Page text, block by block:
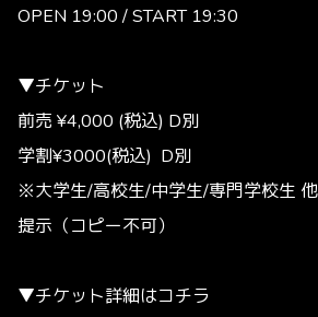
OPEN 19:00 / START 19:30
▼チケット
前売 ¥4,000 (税込) D別
学割¥3000(税込) D別
※大学生/高校生/中学生/専門学校生
提示（コピー不可）
▼チケット詳細はコチラ